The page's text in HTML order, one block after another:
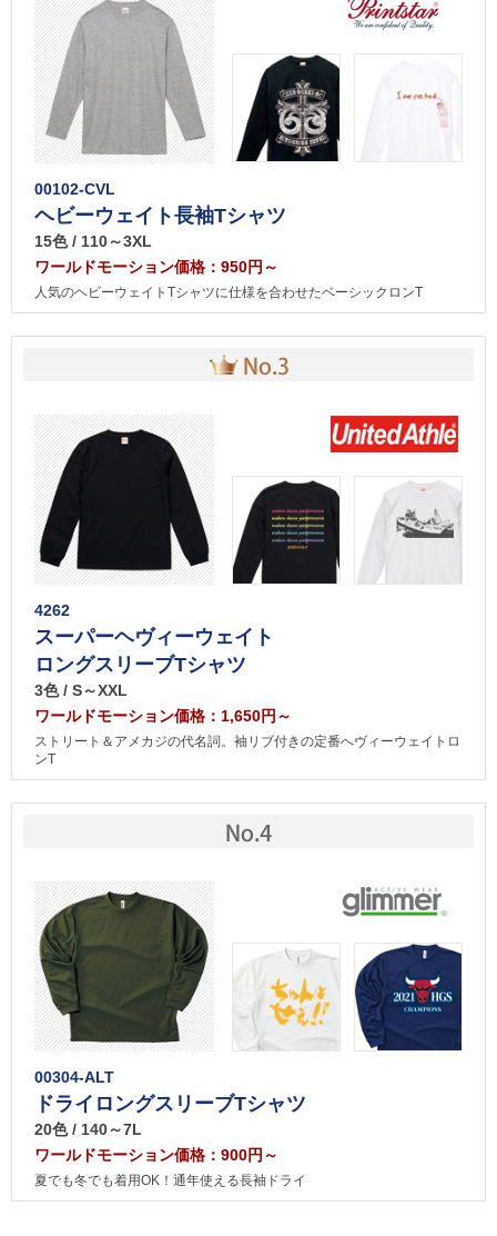
00102-CVL
ヘビーウェイト長袖Tシャツ
15色 / 110～3XL
ワールドモーション価格：950円～
人気のヘビーウェイトTシャツに仕様を合わせたベーシックロンT
4262
スーパーヘヴィーウェイト
ロングスリーブTシャツ
3色 / S～XXL
ワールドモーション価格：1,650円～
ストリート＆アメカジの代名詞。袖リブ付きの定番へヴィーウェイトロ
ンT
00304-ALT
ドライロングスリーブTシャツ
20色 / 140～7L
ワールドモーション価格：900円～
夏でも冬でも着用OK！通年使える長袖ドライ